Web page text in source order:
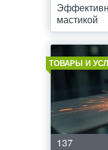
мастикой
ТОВАРЫ И
137